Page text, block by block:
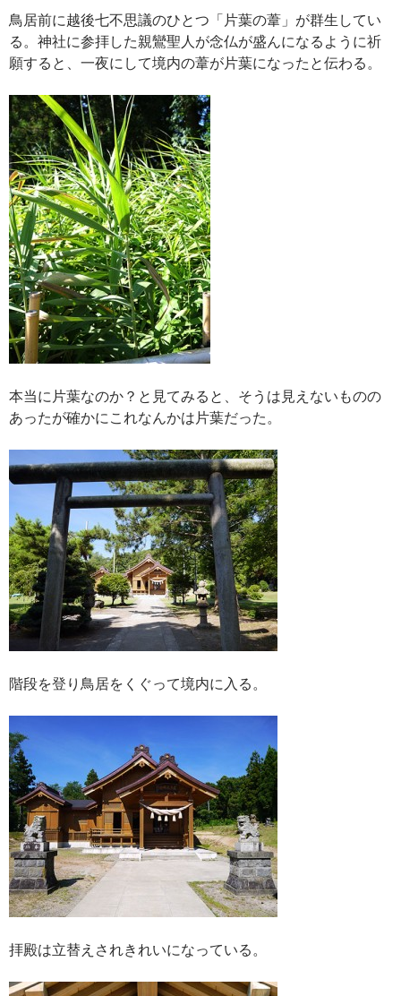
鳥居前に越後七不思議のひとつ「片葉の葦」が群生してい
る。神社に参拝した親鸞聖人が念仏が盛んになるように祈
願すると、一夜にして境内の葦が片葉になったと伝わる。
本当に片葉なのか？と見てみると、そうは見えないものの
あったが確かにこれなんかは片葉だった。
階段を登り鳥居をくぐって境内に入る。
拝殿は立替えされきれいになっている。